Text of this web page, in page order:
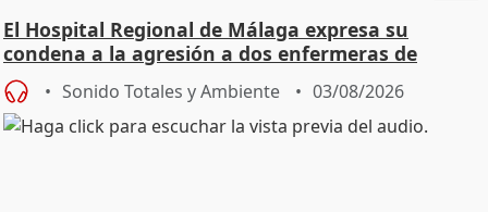
El Hospital Regional de Málaga expresa su
condena a la agresión a dos enfermeras de
Urgencias
Sonido Totales y Ambiente 03/08/2026